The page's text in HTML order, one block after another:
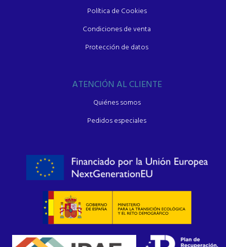
Política de Cookies
Condiciones de venta
Protección de datos
ATENCIÓN AL CLIENTE
Quiénes somos
Pedidos especiales